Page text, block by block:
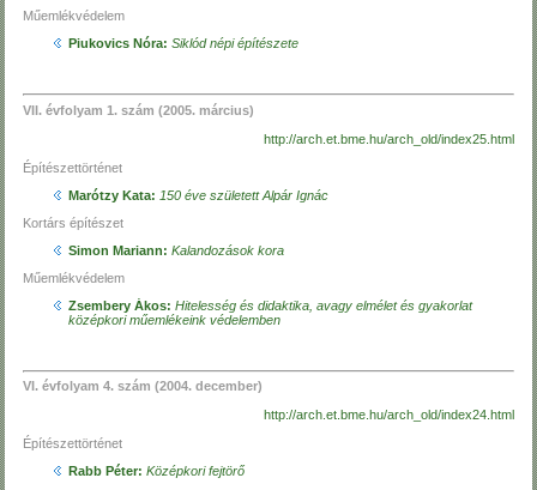
Műemlékvédelem
Piukovics Nóra:Siklód népi építészete
VII. évfolyam 1. szám (2005. március)
http://arch.et.bme.hu/arch_old/index25.html
Építészettörténet
Marótzy Kata: 150 éve született Alpár Ignác
Kortárs építészet
Simon Mariann:Kalandozások kora
Műemlékvédelem
Zsembery Ákos:Hitelesség és didaktika, avagy elmélet és gyakorlat
középkori műemlékeink védelemben
VI. évfolyam 4. szám (2004. december)
http://arch.et.bme.hu/arch_old/index24.html
Építészettörténet
Rabb Péter:Középkori fejtörő